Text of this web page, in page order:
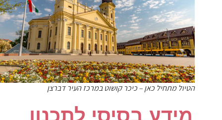
הטיול מתחיל כאן – כיכר קושוט במרכז העיר דברצן